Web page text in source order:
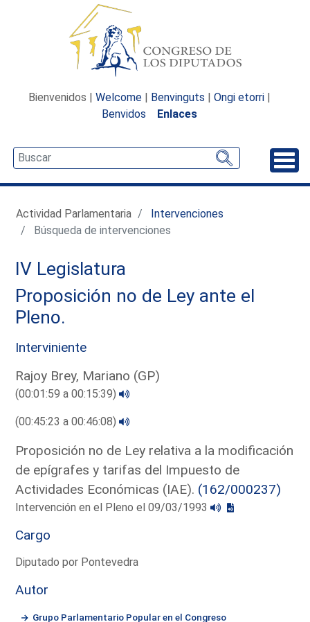
Bienvenidos | Welcome | Benvinguts | Ongi etorri |
Benvidos
Enlaces
Actividad Parlamentaria
Intervenciones
Búsqueda de intervenciones
IV Legislatura
Proposición no de Ley ante el
Pleno.
Interviniente
Rajoy Brey, Mariano (GP)
(00:01:59 a 00:15:39)
(00:45:23 a 00:46:08)
Proposición no de Ley relativa a la modificación
de epígrafes y tarifas del Impuesto de
Actividades Económicas (IAE). (162/000237)
Intervención en el Pleno el 09/03/1993
Cargo
Diputado por Pontevedra
Autor
Grupo Parlamentario Popular en el Congreso